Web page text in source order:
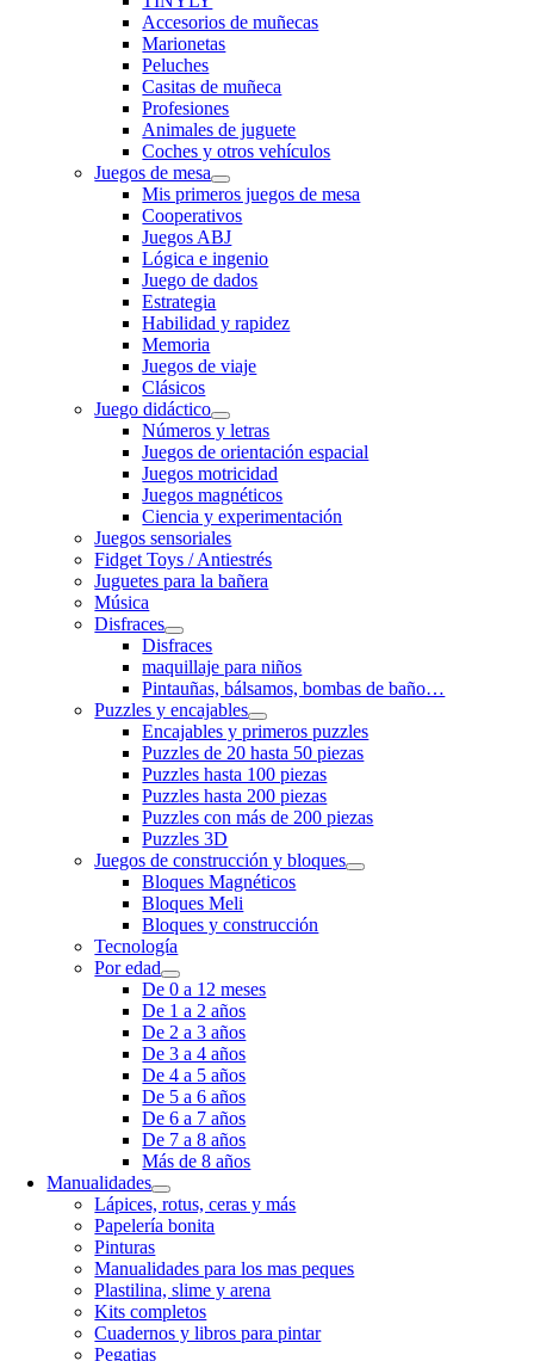
Accesorios de muñecas
Marionetas
Peluches
Casitas de muñeca
Profesiones
Animales de juguete
Coches y otros vehículos
Juegos de mesa
Mis primeros juegos de mesa
Cooperativos
Juegos ABJ
Lógica e ingenio
Juego de dados
Estrategia
Habilidad y rapidez
Memoria
Juegos de viaje
Clásicos
Juego didáctico
Números y letras
Juegos de orientación espacial
Juegos motricidad
Juegos magnéticos
Ciencia y experimentación
Juegos sensoriales
Fidget Toys / Antiestrés
Juguetes para la bañera
Música
Disfraces
Disfraces
maquillaje para niños
Pintauñas, bálsamos, bombas de baño…
Puzzles y encajables
Encajables y primeros puzzles
Puzzles de 20 hasta 50 piezas
Puzzles hasta 100 piezas
Puzzles hasta 200 piezas
Puzzles con más de 200 piezas
Puzzles 3D
Juegos de construcción y bloques
Bloques Magnéticos
Bloques Meli
Bloques y construcción
Tecnología
Por edad
De 0 a 12 meses
De 1 a 2 años
De 2 a 3 años
De 3 a 4 años
De 4 a 5 años
De 5 a 6 años
De 6 a 7 años
De 7 a 8 años
Más de 8 años
Manualidades
Lápices, rotus, ceras y más
Papelería bonita
Pinturas
Manualidades para los mas peques
Plastilina, slime y arena
Kits completos
Cuadernos y libros para pintar
Pegatias